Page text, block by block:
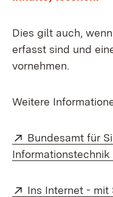
Dies gilt auch,
erfasst sind und
vornehmen.
Weitere
Extern:
Bundesamt für
Informationstechnik
Extern:
Ins Internet - mit